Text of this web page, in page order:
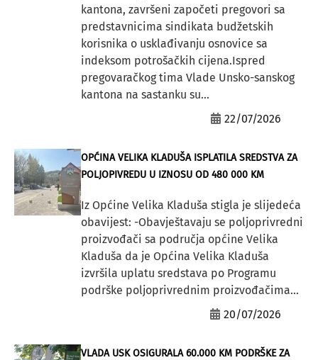
kantona, završeni započeti pregovori sa
predstavnicima sindikata budžetskih
korisnika o usklađivanju osnovice sa
indeksom potrošačkih cijena.Ispred
pregovaračkog tima Vlade Unsko-sanskog
kantona na sastanku su...
22/07/2026
OPĆINA VELIKA KLADUŠA ISPLATILA SREDSTVA ZA
POLJOPIVREDU U IZNOSU OD 480 000 KM
Iz Općine Velika Kladuša stigla je slijedeća
obavijest: -Obavještavaju se poljoprivredni
proizvođači sa područja općine Velika
Kladuša da je Općina Velika Kladuša
izvršila uplatu sredstava po Programu
podrške poljoprivrednim proizvođačima...
20/07/2026
VLADA USK OSIGURALA 60.000 KM PODRŠKE ZA